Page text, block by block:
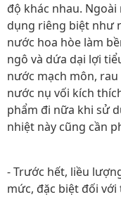
độ khác nhau.
dụng riêng biệt như
nước hoa hòe làm
ngô và dứa dại lợi
nước mạch môn,
nước nụ vối kích
phẩm đi nữa khi sử
nhiệt này cũng cần
- Trước hết, liều
mức, đặc biệt đối